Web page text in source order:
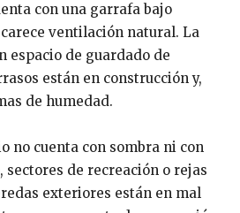
con una garrafa bajo
ventilación natural. La
espacio de guardado de
están en construcción y,
de humedad.
no cuenta con sombra ni con
de recreación o rejas
exteriores están en mal